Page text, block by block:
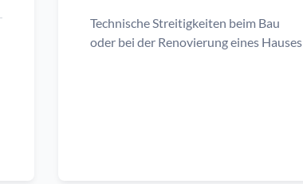
Technische Streitigkeiten beim Bau
oder bei der Renovierung eines Hauses